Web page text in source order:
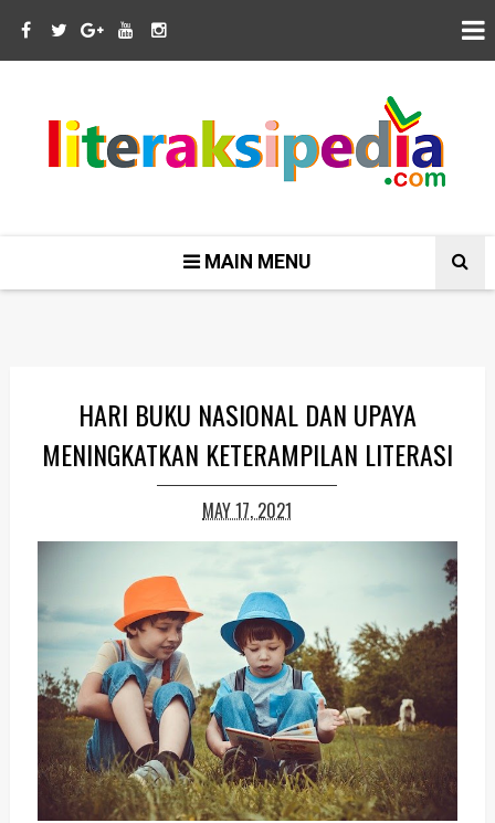
MAIN MENU
HARI BUKU NASIONAL DAN UPAYA
MENINGKATKAN KETERAMPILAN LITERASI
MAY 17, 2021